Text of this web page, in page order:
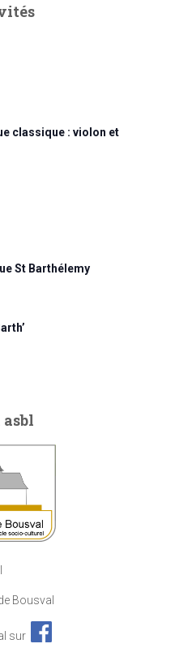
classique : violon et
St Barthélemy
Bousval
sur